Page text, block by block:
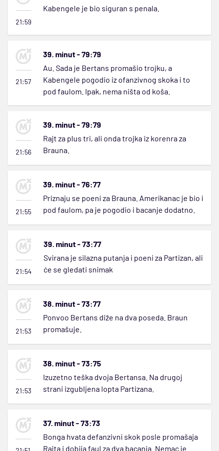
21:59
Kabengele je bio siguran s penala.
21:57
39. minut - 79:79
Au. Sada je Bertans promašio trojku, a
Kabengele pogodio iz ofanzivnog skoka i to
pod faulom. Ipak, nema ništa od koša.
21:56
39. minut - 79:79
Rajt za plus tri, ali onda trojka iz korenra za
Brauna.
21:55
39. minut - 76:77
Priznaju se poeni za Brauna. Amerikanac je bio i
pod faulom, pa je pogodio i bacanje dodatno.
21:54
39. minut - 73:77
Svirana je silazna putanja i poeni za Partizan, ali
će se gledati snimak
21:53
38. minut - 73:77
Ponvoo Bertans diže na dva poseda. Braun
promašuje.
21:53
38. minut - 73:75
Izuzetno teška dvoja Bertansa. Na drugoj
strani izgubljena lopta Partizana.
37. minut - 73:73
Bonga hvata defanzivni skok posle promašaja
Rajta i dobija faul za dva bacanja. Nemac je